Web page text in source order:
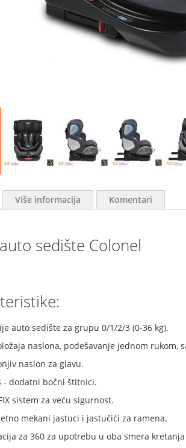
sedište Colonel
auto sedište za grupu 0/1/2/3 (0-36 kg).
naslona, podešavanje jednom rukom,
naslon za glavu.
- dodatni bočni štitnici.
sistem za veću sigurnost.
mekani jastuci i jastučići za ramena.
za 360 za upotrebu u oba smera kretanja
Više informacija Komentari